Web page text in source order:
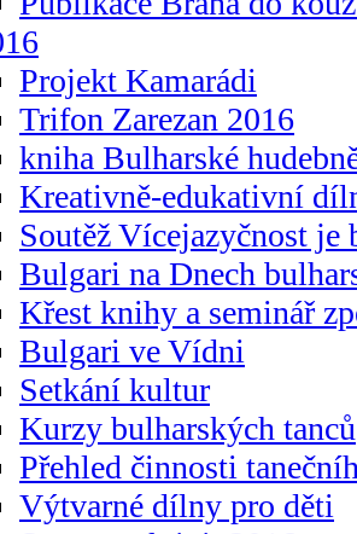
Projekt Kamarádi
Trifon Zarezan 2016
kniha Bulharské
Kreativně-edukativní
Soutěž Vícejazyčnost je
Bulgari na Dnech
Křest knihy a seminář
Bulgari ve Vídni
Setkání kultur
Kurzy bulharských tanců
Přehled činnosti
Výtvarné dílny pro děti